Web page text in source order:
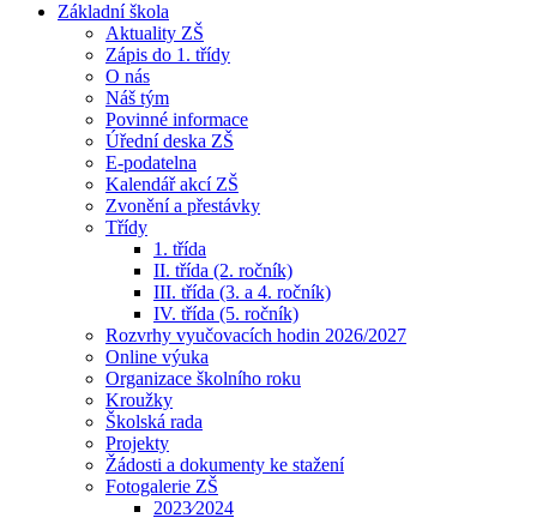
Základní škola
Aktuality ZŠ
Zápis do 1. třídy
O nás
Náš tým
Povinné informace
Úřední deska ZŠ
E-podatelna
Kalendář akcí ZŠ
Zvonění a přestávky
Třídy
1. třída
II. třída (2. ročník)
III. třída (3. a 4. ročník)
IV. třída (5. ročník)
Rozvrhy vyučovacích hodin 2026/2027
Online výuka
Organizace školního roku
Kroužky
Školská rada
Projekty
Žádosti a dokumenty ke stažení
Fotogalerie ZŠ
2023⁄2024